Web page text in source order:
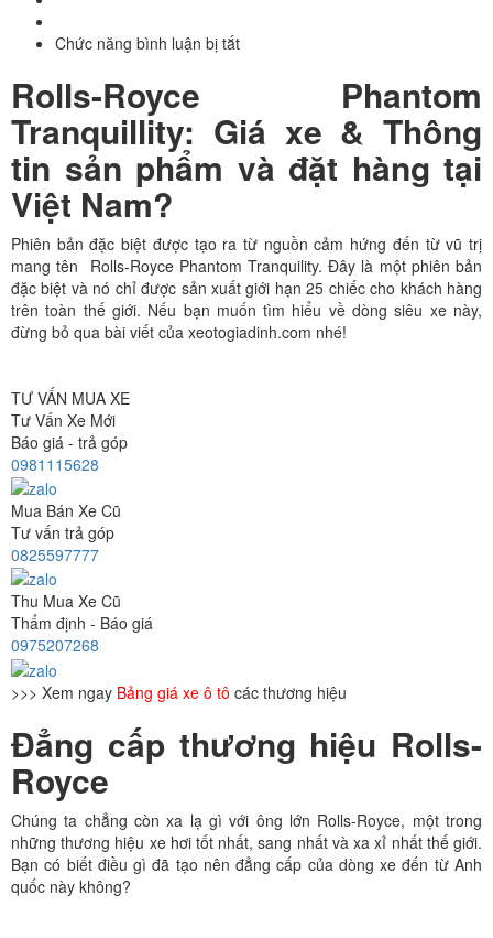
Chức năng bình luận bị tắt
Tranquillity
Rolls-Royce Phantom
Tranquillity: Giá xe & Thông
tin sản phẩm và đặt hàng tại
Việt Nam?
Phiên bản đặc biệt được tạo ra từ nguồn cảm hứng đến từ vũ trị
mang tên Rolls-Royce Phantom Tranquility. Đây là một phiên bản
đặc biệt và nó chỉ được sản xuất giới hạn 25 chiếc cho khách hàng
trên toàn thế giới. Nếu bạn muốn tìm hiểu về dòng siêu xe này,
đừng bỏ qua bài viết của xeotogiadinh.com nhé!
TƯ VẤN MUA XE
Tư Vấn Xe Mới
Báo giá - trả góp
0981115628
Mua Bán Xe Cũ
Tư vấn trả góp
0825597777
Thu Mua Xe Cũ
Thẩm định - Báo giá
0975207268
>>> Xem ngay Bảng giá xe ô tô các thương hiệu
Đẳng cấp thương hiệu Rolls-
Royce
Chúng ta chẳng còn xa lạ gì với ông lớn Rolls-Royce, một trong
những thương hiệu xe hơi tốt nhất, sang nhất và xa xỉ nhất thế giới.
Bạn có biết điều gì đã tạo nên đẳng cấp của dòng xe đến từ Anh
quốc này không?